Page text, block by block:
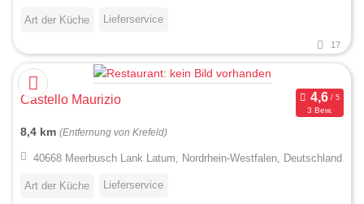
Art der Küche Lieferservice
17
Castello Maurizio
3 Bew.
8,4 km (Entfernung von Krefeld)
40668 Meerbusch Lank Latum, Nordrhein-Westfalen, Deutschland
Art der Küche Lieferservice